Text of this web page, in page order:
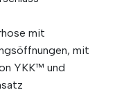
mit
mit
YKK™ und